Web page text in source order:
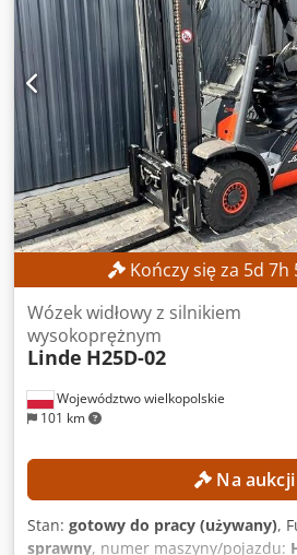
Kończy się za 5d 7h
Województwo wielkopolskie
101 km
Wózek widłowy z silnikiem
wysokoprężnym
Linde H25D-02
Na aukcji
Stan: gotowy do pracy (używany),
sprawny, numer maszyny/pojazdu: